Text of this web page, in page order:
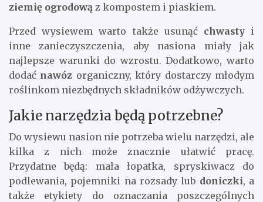
ziemię ogrodową z kompostem i piaskiem.
Przed wysiewem warto także usunąć chwastyi
inne zanieczyszczenia, aby nasiona miały jak
najlepsze warunki do wzrostu. Dodatkowo, warto
dodać nawóz organiczny, który dostarczy młodym
roślinkom niezbędnych składników odżywczych.
Jakie narzędzia będą potrzebne?
Do wysiewu nasion nie potrzeba wielu narzędzi, ale
kilka z nich może znacznie ułatwić pracę.
Przydatne będą: mała łopatka, spryskiwacz do
podlewania, pojemniki na rozsady lub doniczki, a
także etykiety do oznaczania poszczególnych